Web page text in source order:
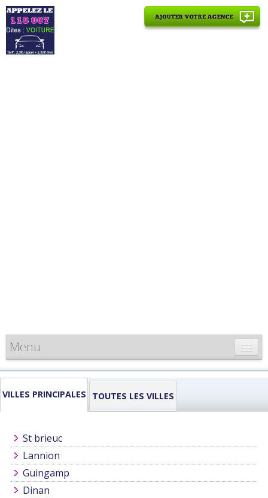
Menu
CARTE DE FRANCE
INFORMATIONS
VILLES PRINCIPALES TOUTES LES VILLES
St brieuc
Lannion
Guingamp
Dinan